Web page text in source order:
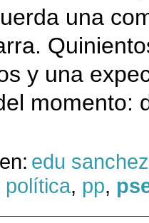
una
y una
momento:
edu sanchez
política, pp,